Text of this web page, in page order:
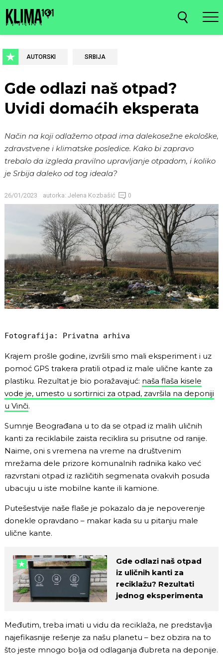
AUTORSKI SRBIJA
Gde odlazi naš otpad?
Uvidi domaćih eksperata
Način na koji odlažemo otpad ima dalekosežne ekološke,
zdravstvene i klimatske posledice. Kako bi zapravo
trebalo da izgleda pravilno upravljanje otpadom, i koliko
je Srbija daleko od tog ideala?
26/01/2023 autorka: Jelena Kozbašić 0
Fotografija: Privatna arhiva
Krajem prošle godine, izvršili smo mali eksperiment i uz
pomoć GPS trakera pratili otpad iz male ulične kante za
plastiku. Rezultat je bio poražavajuć: naša flaša kisele
vode je, umesto u sortirnici za otpad, završila na deponiji
u Vinči.
Sumnje Beograđana u to da se otpad iz malih uličnih
kanti za reciklabile zaista reciklira su prisutne od ranije.
Naime, oni s vremena na vreme na društvenim
mrežama dele prizore komunalnih radnika kako već
razvrstani otpad iz različitih segmenata ovakvih posuda
ubacuju u iste mobilne kante ili kamione.
Putešestvije naše flaše je pokazalo da je nepoverenje
donekle opravdano – makar kada su u pitanju male
ulične kante.
Gde odlazi naš otpad
iz uličnih kanti za
reciklažu? Rezultati
jednog eksperimenta
Međutim, treba imati u vidu da reciklaža, ne predstavlja
najefikasnije rešenje za našu planetu – bez obzira na to
što jeste mnogo bolja od odlaganja đubreta na deponije.